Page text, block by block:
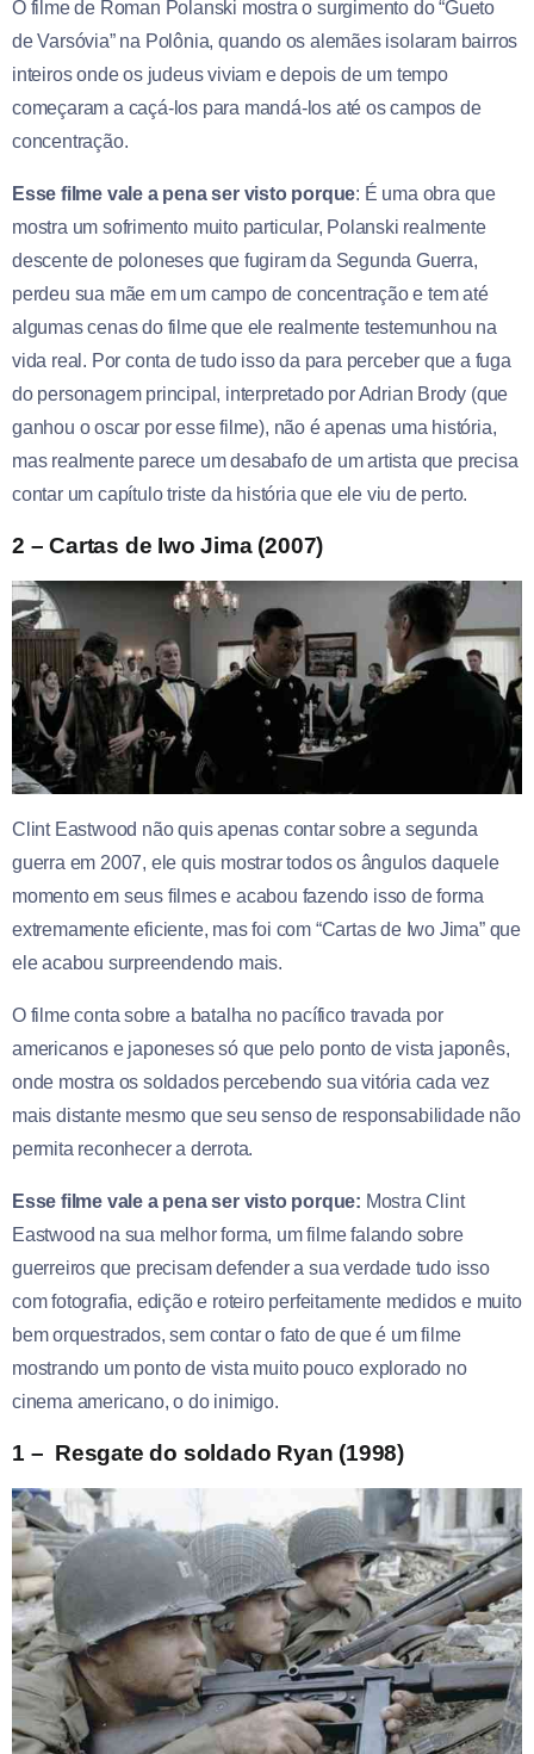
O filme de Roman Polanski mostra o surgimento do “Gueto
de Varsóvia” na Polônia, quando os alemães isolaram bairros
inteiros onde os judeus viviam e depois de um tempo
começaram a caçá-los para mandá-los até os campos de
concentração.
Esse filme vale a pena ser visto porque: É uma obra que
mostra um sofrimento muito particular, Polanski realmente
descente de poloneses que fugiram da Segunda Guerra,
perdeu sua mãe em um campo de concentração e tem até
algumas cenas do filme que ele realmente testemunhou na
vida real. Por conta de tudo isso da para perceber que a fuga
do personagem principal, interpretado por Adrian Brody (que
ganhou o oscar por esse filme), não é apenas uma história,
mas realmente parece um desabafo de um artista que precisa
contar um capítulo triste da história que ele viu de perto.
2 – Cartas de Iwo Jima (2007)
Clint Eastwood não quis apenas contar sobre a segunda
guerra em 2007, ele quis mostrar todos os ângulos daquele
momento em seus filmes e acabou fazendo isso de forma
extremamente eficiente, mas foi com “Cartas de Iwo Jima” que
ele acabou surpreendendo mais.
O filme conta sobre a batalha no pacífico travada por
americanos e japoneses só que pelo ponto de vista japonês,
onde mostra os soldados percebendo sua vitória cada vez
mais distante mesmo que seu senso de responsabilidade não
permita reconhecer a derrota.
Esse filme vale a pena ser visto porque: Mostra Clint
Eastwood na sua melhor forma, um filme falando sobre
guerreiros que precisam defender a sua verdade tudo isso
com fotografia, edição e roteiro perfeitamente medidos e muito
bem orquestrados, sem contar o fato de que é um filme
mostrando um ponto de vista muito pouco explorado no
cinema americano, o do inimigo.
1 – Resgate do soldado Ryan (1998)